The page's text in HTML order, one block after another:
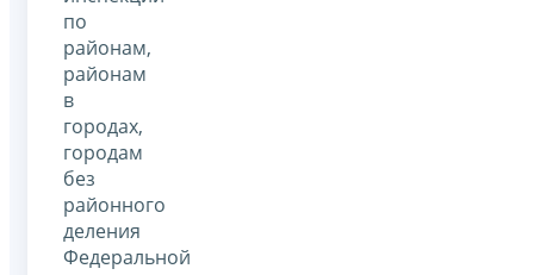
по
районам,
районам
в
городах,
городам
без
районного
деления
Федеральной